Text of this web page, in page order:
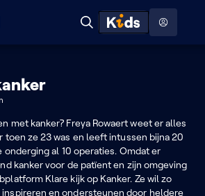
Naar audiodescriptie Naar help
Zoeken
ontdekken
met kanker? Freya Rowaert weet er alles
toen ze 23 was en leeft intussen bijna 20
onderging al 10 operaties. Omdat er
kanker voor de patïent en zijn omgeving
Klare kijk op Kanker. Ze wil zo
en ondersteunen door heldere